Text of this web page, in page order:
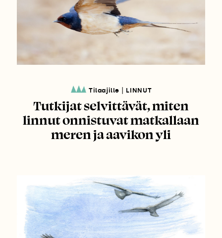
Tilaajille LINNUT
Tutkijat selvittävät, miten
linnut onnistuvat matkallaan
meren ja aavikon yli